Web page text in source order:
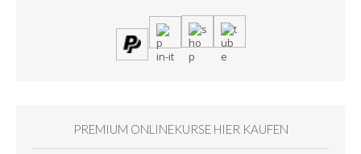
PREMIUM ONLINEKURSE HIER KAUFEN